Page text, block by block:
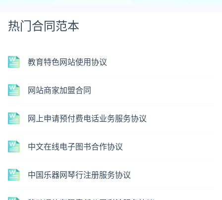
热门合同范本
教育特色网站使用协议
网站商家加盟合同
网上申请预付费电话业务服务协议
中文在线电子图书合作协议
中国乐器网琴行注册服务协议